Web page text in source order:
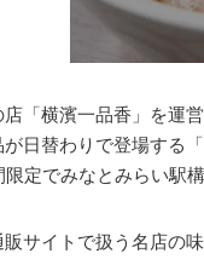
「横濱一品香」を運
日替わりで登場する「
限定でみなとみらい駅
サイトで扱う名店の